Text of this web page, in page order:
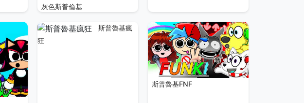
灰色斯普倫基
斯普魯基瘋
狂
斯普魯基FNF